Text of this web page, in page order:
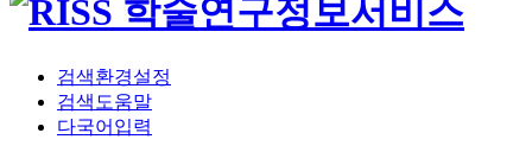
검색환경설정
검색도움말
다국어입력